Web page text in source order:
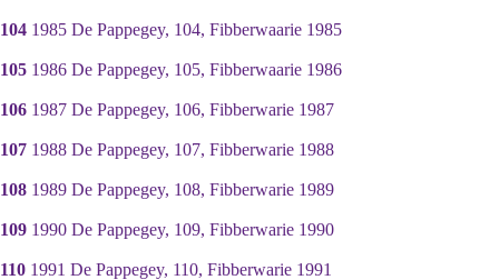
104 1985 De Pappegey, 104, Fibberwaarie 1985
105 1986 De Pappegey, 105, Fibberwaarie 1986
106 1987 De Pappegey, 106, Fibberwarie 1987
107 1988 De Pappegey, 107, Fibberwarie 1988
108 1989 De Pappegey, 108, Fibberwarie 1989
109 1990 De Pappegey, 109, Fibberwarie 1990
110 1991 De Pappegey, 110, Fibberwarie 1991